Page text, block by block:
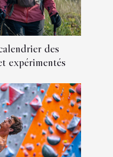
des
expérimentés